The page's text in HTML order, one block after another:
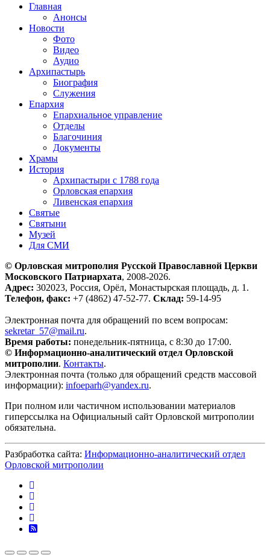
Главная
Анонсы
Новости
Фото
Видео
Аудио
Архипастырь
Биография
Служения
Епархия
Епархиальное управление
Отделы
Благочиния
Документы
Храмы
История
Архипастыри с 1788 года
Орловская епархия
Ливенская епархия
Святые
Святыни
Музей
Для СМИ
© Орловская митрополия Русской Православной Церкви
Московского Патриархата, 2008-2026.
Адрес: 302023, Россия, Орёл, Монастырская площадь, д. 1.
Телефон, факс: +7 (4862) 47-52-77. Склад: 59-14-95
Электронная почта для обращений по всем вопросам:
sekretar_57@mail.ru.
Время работы: понедельник-пятница, с 8:30 до 17:00.
© Информационно-аналитический отдел Орловской
митрополии. Контакты.
Электронная почта (только для обращений средств массовой
информации): infoeparh@yandex.ru.
При полном или частичном использовании материалов
гиперссылка на Официальный сайт Орловской митрополии
обязательна.
Разбработка сайта: Информационно-аналитический отдел
Орловской митрополии